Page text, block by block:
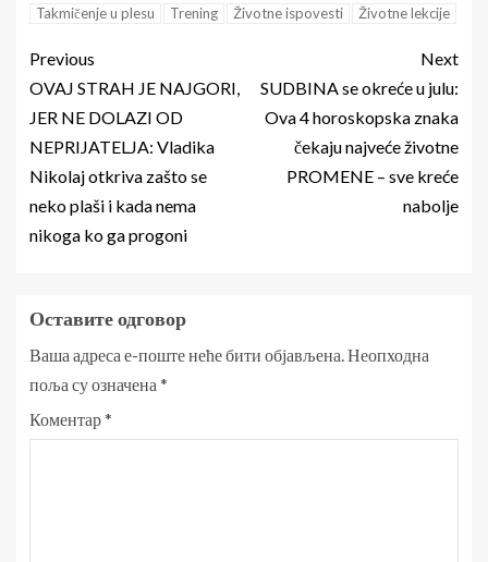
Takmičenje u plesu
Trening Životne ispovesti Životne lekcije
Previous
OVAJ STRAH JE NAJGORI,
JER NE DOLAZI OD
NEPRIJATELJA: Vladika
Nikolaj otkriva zašto se
neko plaši i kada nema
nikoga ko ga progoni
Next
SUDBINA se okreće u julu:
Ova 4 horoskopska znaka
čekaju najveće životne
PROMENE – sve kreće
nabolje
Оставите одговор
Ваша адреса е-поште неће бити објављена.Неопходна
поља су означена *
Коментар*